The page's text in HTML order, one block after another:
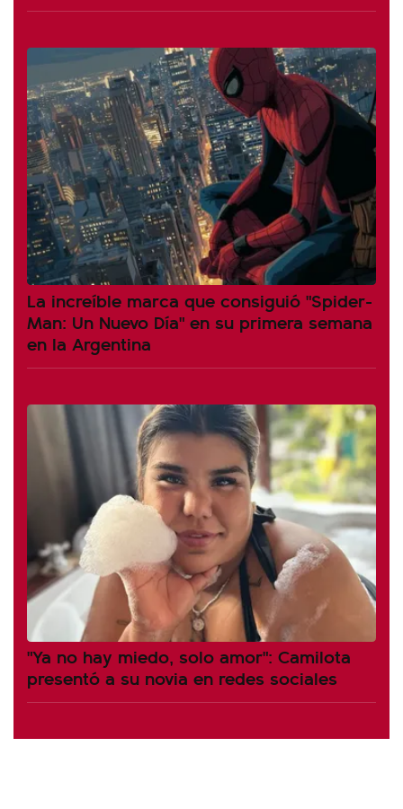
La increíble marca que consiguió "Spider-
Man: Un Nuevo Día" en su primera semana
en la Argentina
"Ya no hay miedo, solo amor": Camilota
presentó a su novia en redes sociales